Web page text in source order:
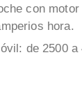
con
hora.
de 2500